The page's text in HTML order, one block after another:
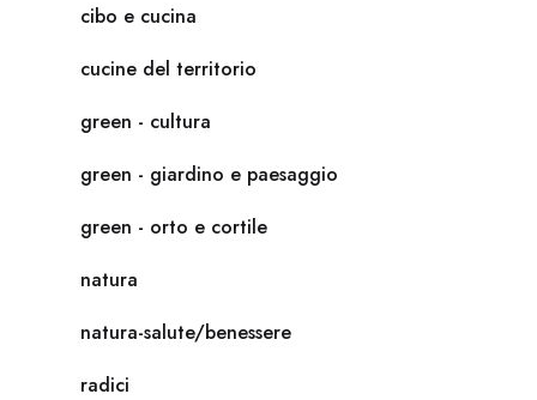
cibo e cucina
cucine del territorio
green - cultura
green - giardino e paesaggio
green - orto e cortile
natura
natura-salute/benessere
radici